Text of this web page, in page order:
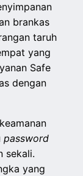
brankas
taruh
yang
Safe
dengan
password
sekali.
yang